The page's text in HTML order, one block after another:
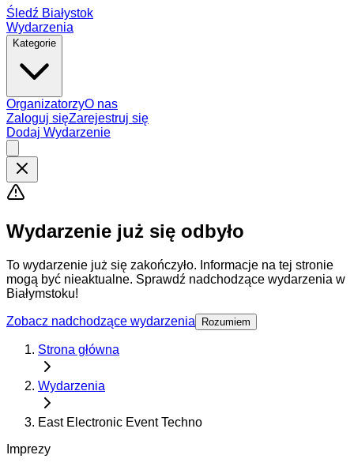
Śledź Białystok
Wydarzenia
Kategorie
OrganizatorzyO nas
Zaloguj sięZarejestruj się
Dodaj Wydarzenie
Wydarzenie już się odbyło
To wydarzenie już się zakończyło. Informacje na tej stronie
mogą być nieaktualne. Sprawdź nadchodzące wydarzenia w
Białymstoku!
Zobacz nadchodzące wydarzenia Rozumiem
Strona główna
Wydarzenia
East Electronic Event Techno
Imprezy